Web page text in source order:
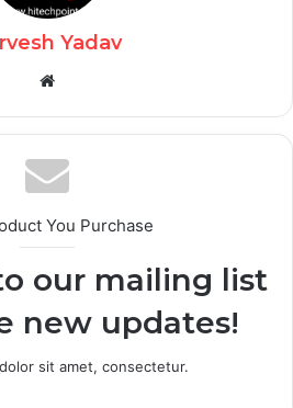
Yadav
Website
You Purchase
our mailing list
new updates!
sit amet, consectetur.